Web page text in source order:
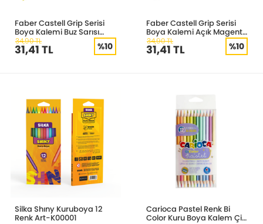
Faber Castell Grip Serisi
Boya Kalemi Buz Sarısı
112405
34,90 TL
31,41 TL %10
Faber Castell Grip Serisi
Boya Kalemi Açık Magenta
112419
34,90 TL
31,41 TL %10
Silka Shıny Kuruboya 12
Renk Art-K00001
Carioca Pastel Renk Bi
Color Kuru Boya Kalem Çift